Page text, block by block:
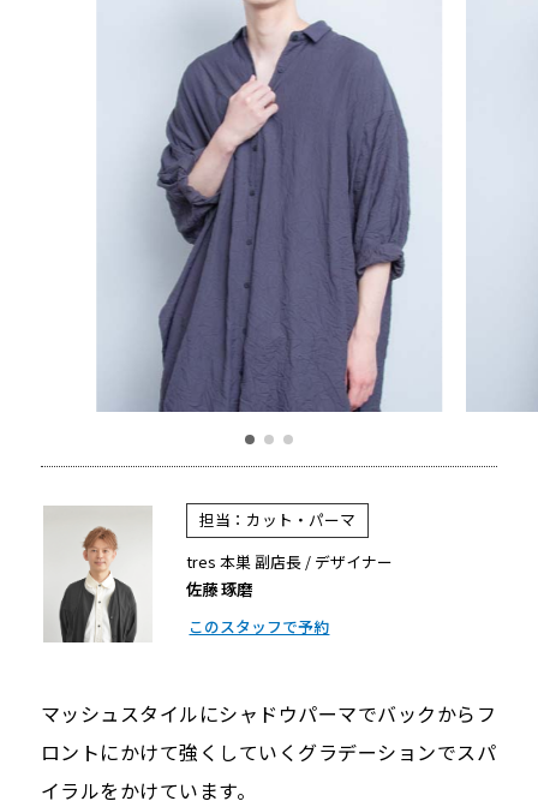
担当：カット・パーマ
tres 本巣 副店長 / デザイナー
佐藤 琢磨
このスタッフで予約
マッシュスタイルにシャドウパーマでバックからフ
ロントにかけて強くしていくグラデーションでスパ
イラルをかけています。